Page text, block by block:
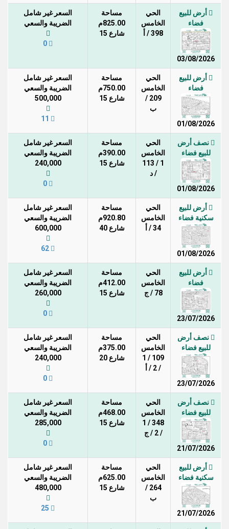
أرض للبيع
فضاء
03/08/2026
الحي
الخامس
398 / أ
مساحة
825.00م
شارع 15
السعر غير شامل
الضريبة والسعي
أرض للبيع
فضاء
01/08/2026
الحي
الخامس
209 /
ب
مساحة
750.00م
شارع 15
السعر غير شامل
الضريبة والسعي
500,000
نصف أرض
للبيع فضاء
01/08/2026
الحي
الخامس
1 / 113
/ د
مساحة
390.00م
شارع 15
السعر غير شامل
الضريبة والسعي
240,000
أرض للبيع
سكنية فضاء
01/08/2026
الحي
الخامس
34 / أ
مساحة
920.80م
شارع 40
السعر غير شامل
الضريبة والسعي
600,000
أرض للبيع
فضاء
23/07/2026
الحي
الخامس
78 / ج
مساحة
412.00م
شارع 15
السعر غير شامل
الضريبة والسعي
260,000
نصف أرض
للبيع فضاء
23/07/2026
الحي
الخامس
109 / 1
/ 2 / أ
مساحة
375.00م
شارع 20
السعر غير شامل
الضريبة والسعي
240,000
نصف أرض
للبيع فضاء
21/07/2026
الحي
الخامس
348 / 1
/ 2 / ج
مساحة
468.00م
شارع 15
السعر غير شامل
الضريبة والسعي
285,000
أرض للبيع
سكنية فضاء
21/07/2026
الحي
الخامس
264 /
ب
مساحة
625.00م
شارع 15
السعر غير شامل
الضريبة والسعي
480,000